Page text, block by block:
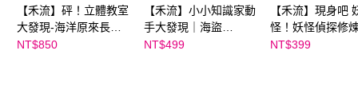
【禾流】砰！立體教室
大發現-海洋原來長這
樣｜精緻插畫 × 紙藝立
NT$850
【禾流】小小知識家動
手大發現｜海盜
AMAZING！
NT$499
【禾流】現身吧
怪！妖怪偵探修
NT$399